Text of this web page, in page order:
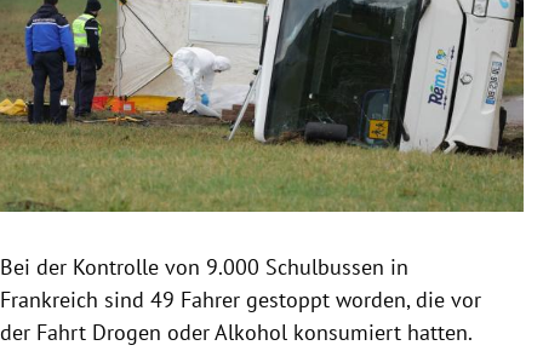
Untermenü
Untermenü
Untermenü
Untermenü
Untermenü
Bei der Kontrolle von 9.000 Schulbussen in
Frankreich sind 49 Fahrer gestoppt worden, die vor
der Fahrt Drogen oder Alkohol konsumiert hatten.